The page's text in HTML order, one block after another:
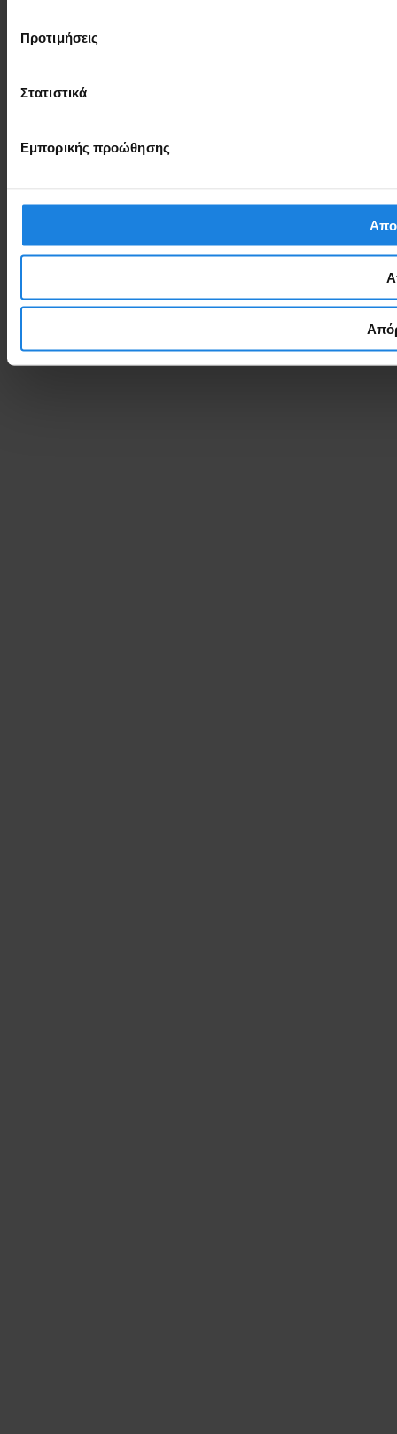
Προτιμήσεις
Στατιστικά
Εμπορικής προώθησης